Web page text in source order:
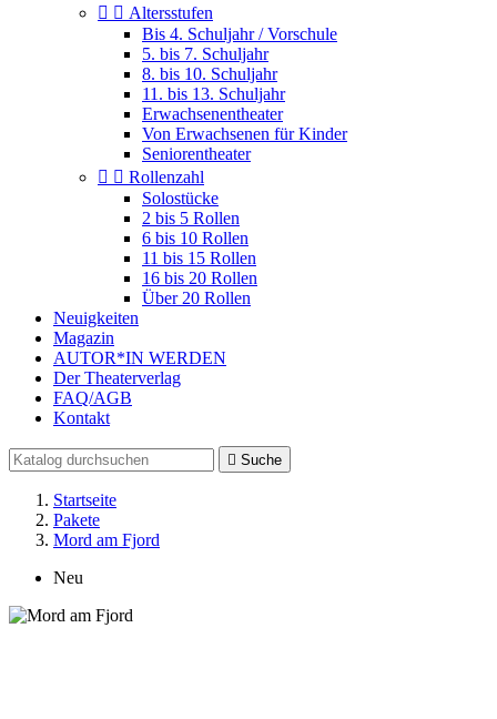
  Altersstufen
Bis 4. Schuljahr / Vorschule
5. bis 7. Schuljahr
8. bis 10. Schuljahr
11. bis 13. Schuljahr
Erwachsenentheater
Von Erwachsenen für Kinder
Seniorentheater
  Rollenzahl
Solostücke
2 bis 5 Rollen
6 bis 10 Rollen
11 bis 15 Rollen
16 bis 20 Rollen
Über 20 Rollen
Neuigkeiten
Magazin
AUTOR*IN WERDEN
Der Theaterverlag
FAQ/AGB
Kontakt
 Suche
Startseite
Pakete
Mord am Fjord
Neu